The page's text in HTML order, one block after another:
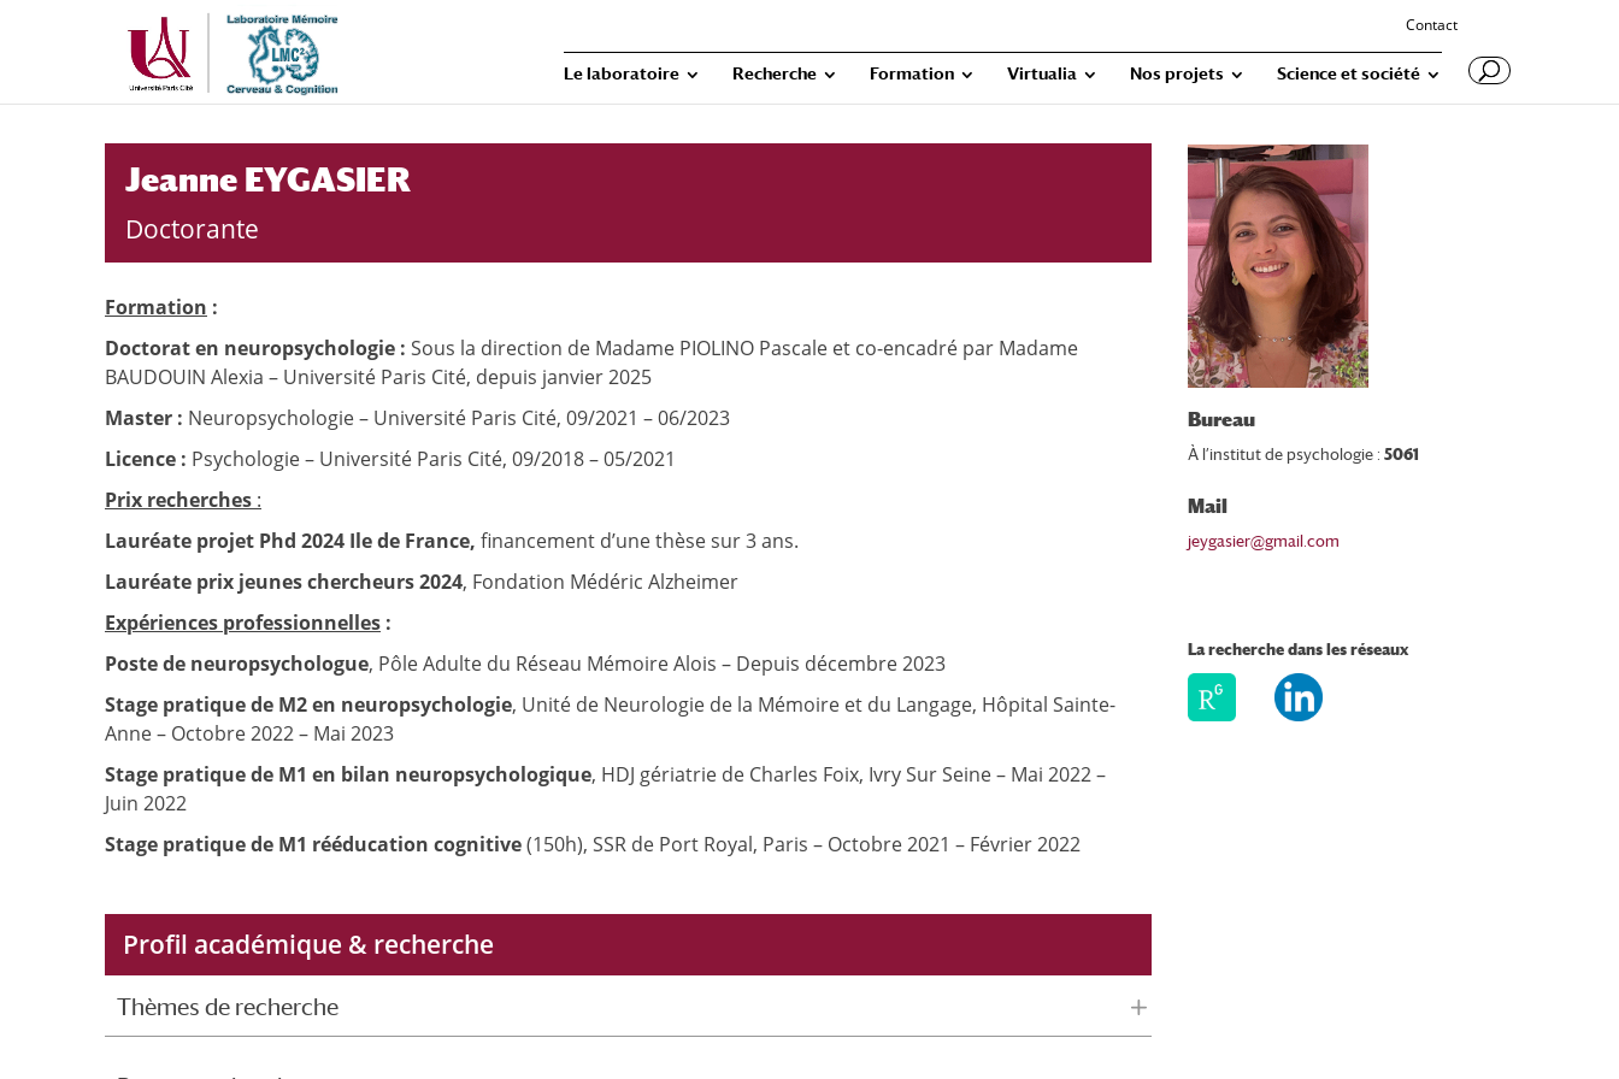
principal
navigation
Contact
Le laboratoire Recherche Formation Virtualia Nos projets Science et société
Jeanne EYGASIER
Doctorante
Formation :
Doctorat en neuropsychologie : Sous la direction de Madame PIOLINO Pascale et co-encadré par Madame
BAUDOUIN Alexia – Université Paris Cité, depuis janvier 2025
Master : Neuropsychologie – Université Paris Cité, 09/2021 – 06/2023
Licence : Psychologie – Université Paris Cité, 09/2018 – 05/2021
Prix recherches :
Lauréate projet Phd 2024 Ile de France, financement d’une thèse sur 3 ans.
Lauréate prix jeunes chercheurs 2024, Fondation Médéric Alzheimer
Expériences professionnelles :
Poste de neuropsychologue, Pôle Adulte du Réseau Mémoire Alois – Depuis décembre 2023
Stage pratique de M2 en neuropsychologie, Unité de Neurologie de la Mémoire et du Langage, Hôpital Sainte-
Anne – Octobre 2022 – Mai 2023
Stage pratique de M1 en bilan neuropsychologique, HDJ gériatrie de Charles Foix, Ivry Sur Seine – Mai 2022 –
Juin 2022
Stage pratique de M1 rééducation cognitive(150h), SSR de Port Royal, Paris – Octobre 2021 – Février 2022
Profil académique & recherche
Thèmes de recherche
Bureau
À l’institut de psychologie : 5061
Mail
jeygasier@gmail.com
La recherche dans les réseaux